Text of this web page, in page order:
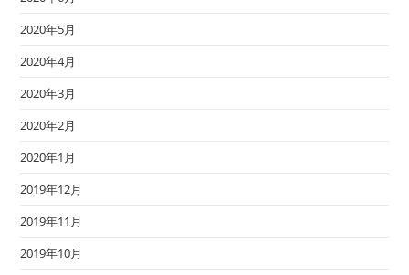
2020年5月
2020年4月
2020年3月
2020年2月
2020年1月
2019年12月
2019年11月
2019年10月